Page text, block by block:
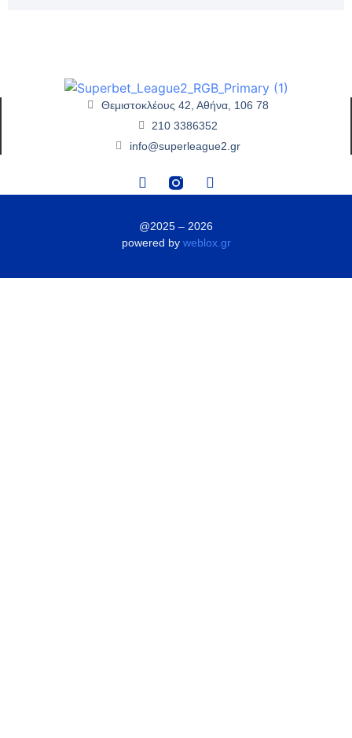
Θεμιστοκλέους 42, Αθήνα, 106 78
210 3386352
info@superleague2.gr
@2025 – 2026
powered by weblox.gr